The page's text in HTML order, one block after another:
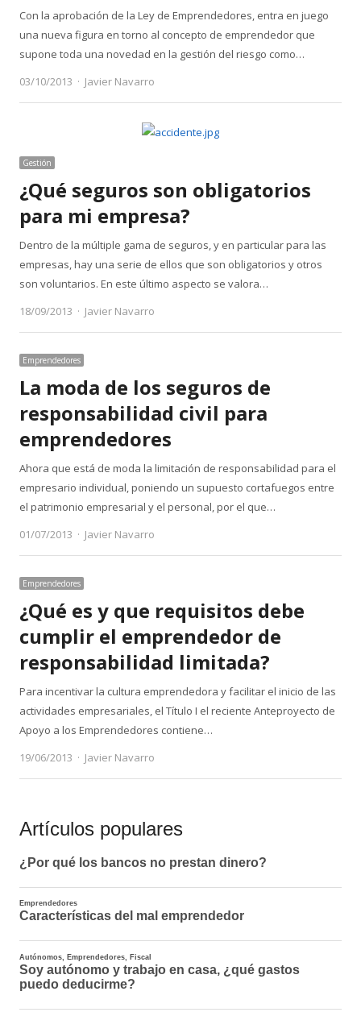
Con la aprobación de la Ley de Emprendedores, entra en juego
una nueva figura en torno al concepto de emprendedor que
supone toda una novedad en la gestión del riesgo como…
03/10/2013
Author
Javier Navarro
Gestión
¿Qué seguros son obligatorios
para mi empresa?
Dentro de la múltiple gama de seguros, y en particular para las
empresas, hay una serie de ellos que son obligatorios y otros
son voluntarios. En este último aspecto se valora…
18/09/2013
Author
Javier Navarro
Emprendedores
La moda de los seguros de
responsabilidad civil para
emprendedores
Ahora que está de moda la limitación de responsabilidad para el
empresario individual, poniendo un supuesto cortafuegos entre
el patrimonio empresarial y el personal, por el que…
01/07/2013
Author
Javier Navarro
Emprendedores
¿Qué es y que requisitos debe
cumplir el emprendedor de
responsabilidad limitada?
Para incentivar la cultura emprendedora y facilitar el inicio de las
actividades empresariales, el Título I el reciente Anteproyecto de
Apoyo a los Emprendedores contiene…
19/06/2013
Author
Javier Navarro
Artículos populares